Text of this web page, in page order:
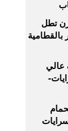
تطل
بالقطامية
عالي